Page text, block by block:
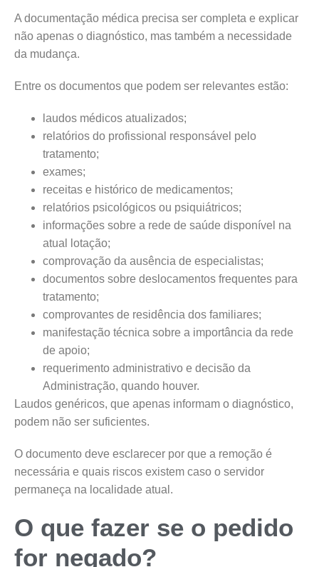
A documentação médica precisa ser completa e explicar
não apenas o diagnóstico, mas também a necessidade
da mudança.
Entre os documentos que podem ser relevantes estão:
laudos médicos atualizados;
relatórios do profissional responsável pelo
tratamento;
exames;
receitas e histórico de medicamentos;
relatórios psicológicos ou psiquiátricos;
informações sobre a rede de saúde disponível na
atual lotação;
comprovação da ausência de especialistas;
documentos sobre deslocamentos frequentes para
tratamento;
comprovantes de residência dos familiares;
manifestação técnica sobre a importância da rede
de apoio;
requerimento administrativo e decisão da
Administração, quando houver.
Laudos genéricos, que apenas informam o diagnóstico,
podem não ser suficientes.
O documento deve esclarecer por que a remoção é
necessária e quais riscos existem caso o servidor
permaneça na localidade atual.
O que fazer se o pedido
for negado?